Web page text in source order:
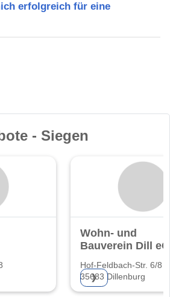
erfolgreich für eine
- Siegen
Wohn- und
Bauverein Dill eG
Hof-Feldbach-Str. 6/8
35683 Dillenburg
❯